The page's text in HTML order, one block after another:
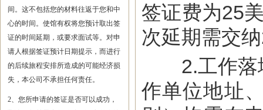
间。这不包括您的材料往返于您和中
心的时间。使馆有权将您预计取出签
证的时间延期，或要求面试等。对申
请人根据签证预计日期提示，而进行
的后续旅程安排所造成的可能经济损
失，本公司不承担任何责任。
2、您所申请的签证是否可以成功，
签证费为25
次延期需交
2.工作落地
作单位地址